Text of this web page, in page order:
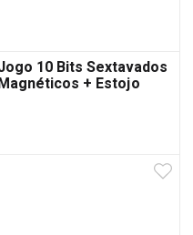
10 Bits Sextavados
+ Estojo